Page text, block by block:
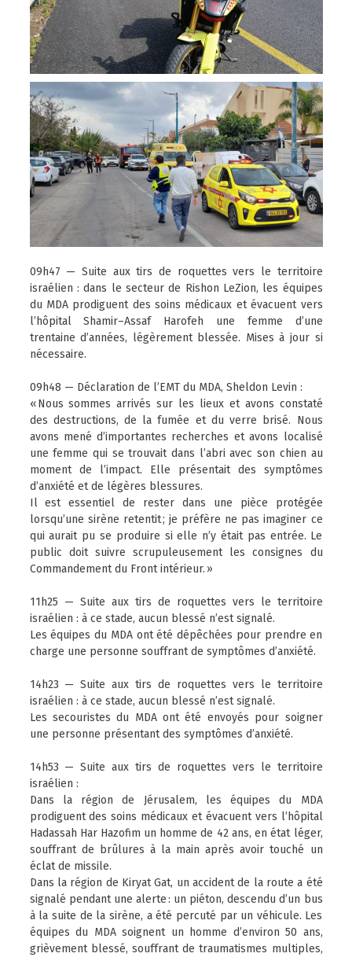
09h47 — Suite aux tirs de roquettes vers le territoire
israélien : dans le secteur de Rishon LeZion, les équipes
du MDA prodiguent des soins médicaux et évacuent vers
l’hôpital Shamir–Assaf Harofeh une femme d’une
trentaine d’années, légèrement blessée. Mises à jour si
nécessaire.
09h48 — Déclaration de l’EMT du MDA, Sheldon Levin :
« Nous sommes arrivés sur les lieux et avons constaté
des destructions, de la fumée et du verre brisé. Nous
avons mené d’importantes recherches et avons localisé
une femme qui se trouvait dans l’abri avec son chien au
moment de l’impact. Elle présentait des symptômes
d’anxiété et de légères blessures.
Il est essentiel de rester dans une pièce protégée
lorsqu’une sirène retentit ; je préfère ne pas imaginer ce
qui aurait pu se produire si elle n’y était pas entrée. Le
public doit suivre scrupuleusement les consignes du
Commandement du Front intérieur. »
11h25 — Suite aux tirs de roquettes vers le territoire
israélien : à ce stade, aucun blessé n’est signalé.
Les équipes du MDA ont été dépêchées pour prendre en
charge une personne souffrant de symptômes d’anxiété.
14h23 — Suite aux tirs de roquettes vers le territoire
israélien : à ce stade, aucun blessé n’est signalé.
Les secouristes du MDA ont été envoyés pour soigner
une personne présentant des symptômes d’anxiété.
14h53 — Suite aux tirs de roquettes vers le territoire
israélien :
Dans la région de Jérusalem, les équipes du MDA
prodiguent des soins médicaux et évacuent vers l’hôpital
Hadassah Har Hazofim un homme de 42 ans, en état léger,
souffrant de brûlures à la main après avoir touché un
éclat de missile.
Dans la région de Kiryat Gat, un accident de la route a été
signalé pendant une alerte : un piéton, descendu d’un bus
à la suite de la sirène, a été percuté par un véhicule. Les
équipes du MDA soignent un homme d’environ 50 ans,
grièvement blessé, souffrant de traumatismes multiples,